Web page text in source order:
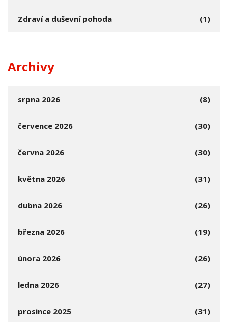
Zdraví a duševní pohoda (1)
Archivy
srpna 2026 (8)
července 2026 (30)
června 2026 (30)
května 2026 (31)
dubna 2026 (26)
března 2026 (19)
února 2026 (26)
ledna 2026 (27)
prosince 2025 (31)